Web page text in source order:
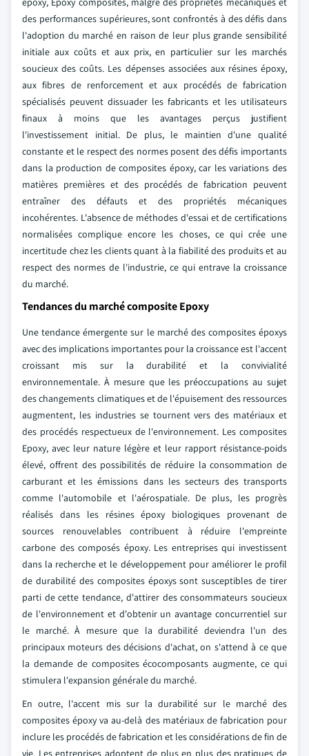
des performances supérieures, sont confrontés à des défis dans
l'adoption du marché en raison de leur plus grande sensibilité
initiale aux coûts et aux prix, en particulier sur les marchés
soucieux des coûts. Les dépenses associées aux résines époxy,
aux fibres de renforcement et aux procédés de fabrication
spécialisés peuvent dissuader les fabricants et les utilisateurs
finaux à moins que les avantages perçus justifient
l'investissement initial. De plus, le maintien d'une qualité
constante et le respect des normes posent des défis importants
dans la production de composites époxy, car les variations des
matières premières et des procédés de fabrication peuvent
entraîner des défauts et des propriétés mécaniques
incohérentes. L'absence de méthodes d'essai et de certifications
normalisées complique encore les choses, ce qui crée une
incertitude chez les clients quant à la fiabilité des produits et au
respect des normes de l'industrie, ce qui entrave la croissance
du marché.
Tendances du marché composite Epoxy
Une tendance émergente sur le marché des composites époxys
avec des implications importantes pour la croissance est l'accent
croissant mis sur la durabilité et la convivialité
environnementale. À mesure que les préoccupations au sujet
des changements climatiques et de l'épuisement des ressources
augmentent, les industries se tournent vers des matériaux et
des procédés respectueux de l'environnement. Les composites
Epoxy, avec leur nature légère et leur rapport résistance-poids
élevé, offrent des possibilités de réduire la consommation de
carburant et les émissions dans les secteurs des transports
comme l'automobile et l'aérospatiale. De plus, les progrès
réalisés dans les résines époxy biologiques provenant de
sources renouvelables contribuent à réduire l'empreinte
carbone des composés époxy. Les entreprises qui investissent
dans la recherche et le développement pour améliorer le profil
de durabilité des composites époxys sont susceptibles de tirer
parti de cette tendance, d'attirer des consommateurs soucieux
de l'environnement et d'obtenir un avantage concurrentiel sur
le marché. À mesure que la durabilité deviendra l'un des
principaux moteurs des décisions d'achat, on s'attend à ce que
la demande de composites écocomposants augmente, ce qui
stimulera l'expansion générale du marché.
En outre, l'accent mis sur la durabilité sur le marché des
composites époxy va au-delà des matériaux de fabrication pour
inclure les procédés de fabrication et les considérations de fin de
vie. Les entreprises adoptent de plus en plus des pratiques de